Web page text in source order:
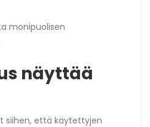
monipuolisen
näyttää
siihen, että käytettyjen